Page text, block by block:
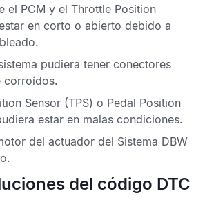
el PCM y el Throttle Position
en corto o abierto debido a
pudiera tener conectores
corroídos.
Sensor (TPS) o Pedal Position
estar en malas condiciones.
del actuador del Sistema DBW
del código DTC